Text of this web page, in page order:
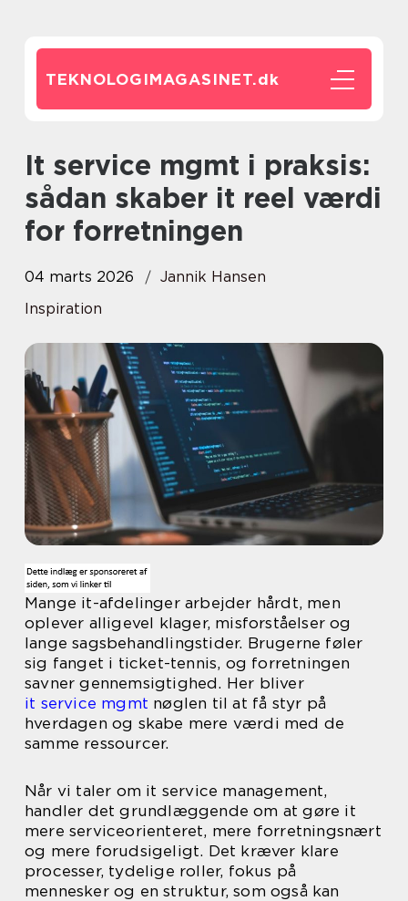
TEKNOLOGIMAGASINET.dk
It service mgmt i praksis:
sådan skaber it reel værdi
for forretningen
04 marts 2026
Jannik Hansen
Inspiration
Mange it-afdelinger arbejder hårdt, men
oplever alligevel klager, misforståelser og
lange sagsbehandlingstider. Brugerne føler
sig fanget i ticket-tennis, og forretningen
savner gennemsigtighed. Her bliver
it service mgmt nøglen til at få styr på
hverdagen og skabe mere værdi med de
samme ressourcer.
Når vi taler om it service management,
handler det grundlæggende om at gøre it
mere serviceorienteret, mere forretningsnært
og mere forudsigeligt. Det kræver klare
processer, tydelige roller, fokus på
mennesker og en struktur, som også kan